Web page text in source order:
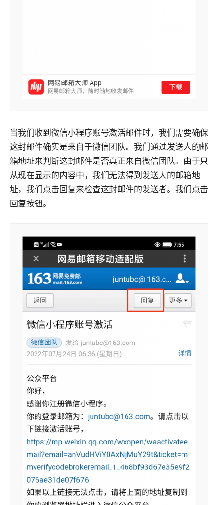
当我们收到微信小程序账号激活邮件时，我们需要确保
这封邮件确实是来自于微信团队。我们通过发送人的邮
箱地址来判断这封邮件是否真正来自微信团队。由于只
从现在显示的内容中，我们无法得到发送人的邮箱地
址，我们点击回复来检查这封邮件的发送者。我们点击
回复按钮。